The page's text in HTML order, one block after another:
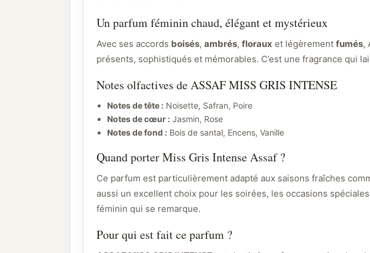
Un parfum féminin chaud, élégant et mystérieux
Avec ses accords boisés, ambrés, floraux et légèrement fumés,
présents, sophistiqués et mémorables. C’est une fragrance qui
Notes olfactives de ASSAF MISS GRIS INTENSE
Notes de tête : Noisette, Safran, Poire
Notes de cœur : Jasmin, Rose
Notes de fond : Bois de santal, Encens, Vanille
Quand porter Miss Gris Intense Assaf ?
Ce parfum est particulièrement adapté aux saisons fraîches
aussi un excellent choix pour les soirées, les occasions
féminin qui se remarque.
Pour qui est fait ce parfum ?